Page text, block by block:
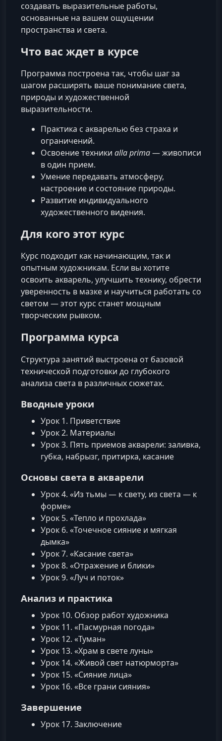
создавать выразительные работы,
основанные на вашем ощущении
пространства и света.
Что вас ждет в курсе
Программа построена так, чтобы шаг за
шагом расширять ваше понимание света,
природы и художественной
выразительности.
Практика с акварелью без страха и
ограничений.
Освоение техники alla prima— живописи
в один прием.
Умение передавать атмосферу,
настроение и состояние природы.
Развитие индивидуального
художественного видения.
Для кого этот курс
Курс подходит как начинающим, так и
опытным художникам. Если вы хотите
освоить акварель, улучшить технику, обрести
уверенность в мазке и научиться работать со
светом — этот курс станет мощным
творческим рывком.
Программа курса
Структура занятий выстроена от базовой
технической подготовки до глубокого
анализа света в различных сюжетах.
Вводные уроки
Урок 1. Приветствие
Урок 2. Материалы
Урок 3. Пять приемов акварели: заливка,
губка, набрызг, притирка, касание
Основы света в акварели
Урок 4. «Из тьмы — к свету, из света — к
форме»
Урок 5. «Тепло и прохлада»
Урок 6. «Точечное сияние и мягкая
дымка»
Урок 7. «Касание света»
Урок 8. «Отражение и блики»
Урок 9. «Луч и поток»
Анализ и практика
Урок 10. Обзор работ художника
Урок 11. «Пасмурная погода»
Урок 12. «Туман»
Урок 13. «Храм в свете луны»
Урок 14. «Живой свет натюрморта»
Урок 15. «Сияние лица»
Урок 16. «Все грани сияния»
Завершение
Урок 17. Заключение